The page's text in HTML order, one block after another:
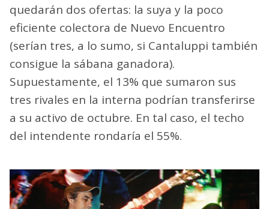
quedarán dos ofertas: la suya y la poco
eficiente colectora de Nuevo Encuentro
(serían tres, a lo sumo, si Cantaluppi también
consigue la sábana ganadora).
Supuestamente, el 13% que sumaron sus
tres rivales en la interna podrían transferirse
a su activo de octubre. En tal caso, el techo
del intendente rondaría el 55%.